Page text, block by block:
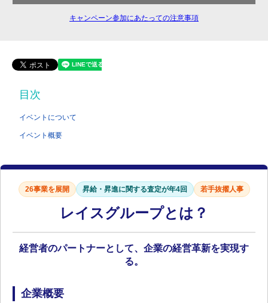
キャンペーン参加にあたっての注意事項
目次
イベントについて
イベント概要
26事業を展開 昇給・昇進に関する査定が年4回 若手抜擢人事
レイスグループとは？
経営者のパートナーとして、企業の経営革新を実現す
る。
企業概要